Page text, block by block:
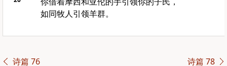
如同牧人引领羊群。
诗篇 76 诗篇 78